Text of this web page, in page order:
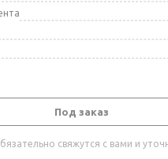
Под заказ
свяжутся с вами и